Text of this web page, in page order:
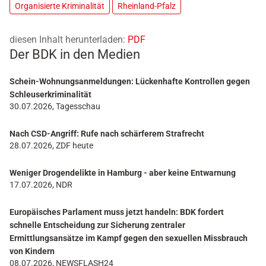
Organisierte Kriminalität Rheinland-Pfalz
diesen Inhalt herunterladen: PDF
Der BDK in den Medien
Schein-Wohnungsanmeldungen: Lückenhafte Kontrollen gegen
Schleuserkriminalität
30.07.2026, Tagesschau
Nach CSD-Angriff: Rufe nach schärferem Strafrecht
28.07.2026, ZDF heute
Weniger Drogendelikte in Hamburg - aber keine Entwarnung
17.07.2026, NDR
Europäisches Parlament muss jetzt handeln: BDK fordert
schnelle Entscheidung zur Sicherung zentraler
Ermittlungsansätze im Kampf gegen den sexuellen Missbrauch
von Kindern
08.07.2026, NEWSFLASH24